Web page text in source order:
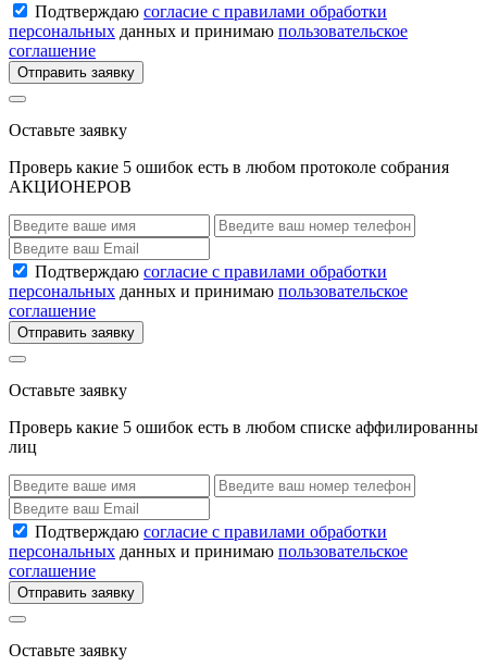
Подтверждаю согласие с правилами обработки
персональных данных и принимаю пользовательское
соглашение
Отправить заявку
Оставьте заявку
Проверь какие 5 ошибок есть в любом протоколе собрания
АКЦИОНЕРОВ
Подтверждаю согласие с правилами обработки
персональных данных и принимаю пользовательское
соглашение
Отправить заявку
Оставьте заявку
Проверь какие 5 ошибок есть в любом списке аффилированны
лиц
Подтверждаю согласие с правилами обработки
персональных данных и принимаю пользовательское
соглашение
Отправить заявку
Оставьте заявку